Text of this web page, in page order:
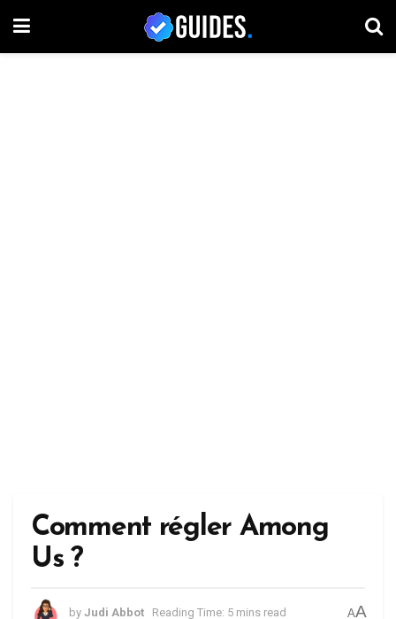
Comment régler Among
Us ?
by Judi Abbot Reading Time: 5 mins read AA